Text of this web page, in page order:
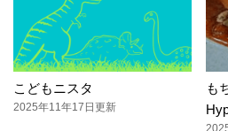
こどもニスタ
2025年11年17日更新
も